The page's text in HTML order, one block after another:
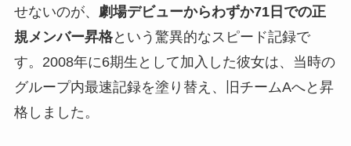
せないのが、 劇場デビューからわずか71日での正
規メンバー昇格という驚異的なスピード記録で
す。2008年に6期生として加入した彼女は、当時の
グループ内最速記録を塗り替え、旧チームAへと昇
格しました。